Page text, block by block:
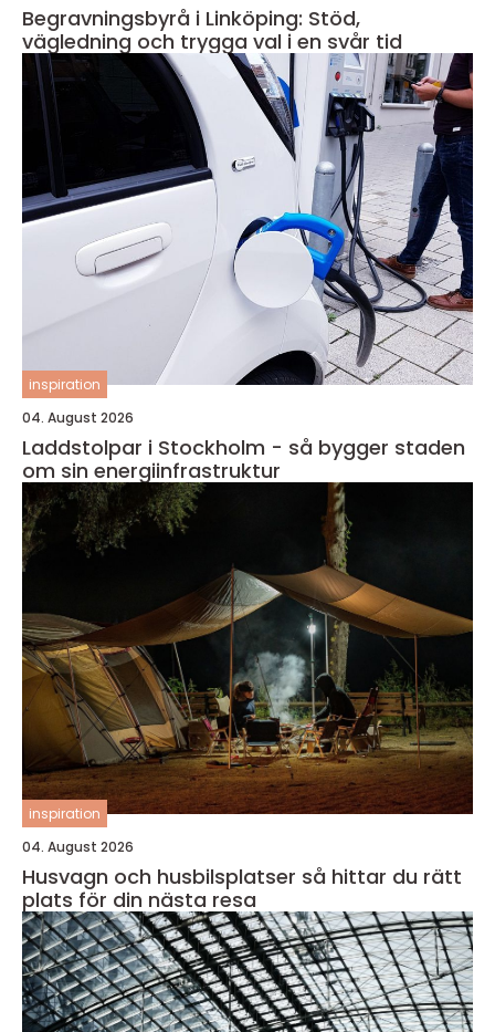
Begravningsbyrå i Linköping: Stöd,
vägledning och trygga val i en svår tid
inspiration
04. August 2026
Laddstolpar i Stockholm - så bygger staden
om sin energiinfrastruktur
inspiration
04. August 2026
Husvagn och husbilsplatser så hittar du rätt
plats för din nästa resa